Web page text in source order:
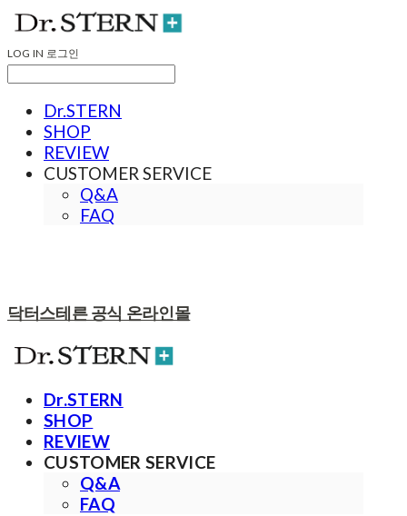
LOG IN 로그인
Dr.STERN
SHOP
REVIEW
CUSTOMER SERVICE
Q&A
FAQ
닥터스테른 공식 온라인몰
Dr.STERN
SHOP
REVIEW
CUSTOMER SERVICE
Q&A
FAQ